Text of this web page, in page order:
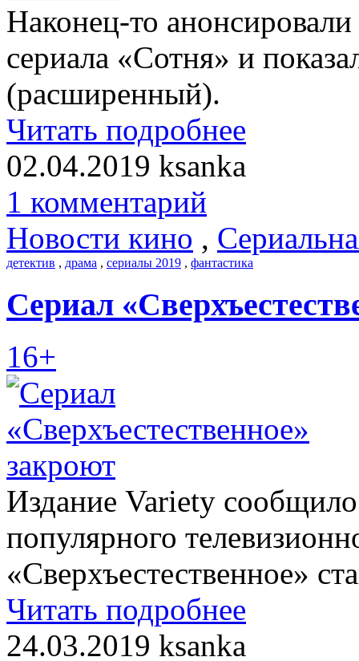
Наконец-то
сериала «Сотня» и
(расширенный).
Читать подробнее
02.04.2019 ksanka
1 комментарий
Новости кино ,
детектив , драма , сериалы 2019 , фантастика
Сериал
16+
Издание Variety
популярного
«Сверхъестественное»
Читать подробнее
24.03.2019 ksanka